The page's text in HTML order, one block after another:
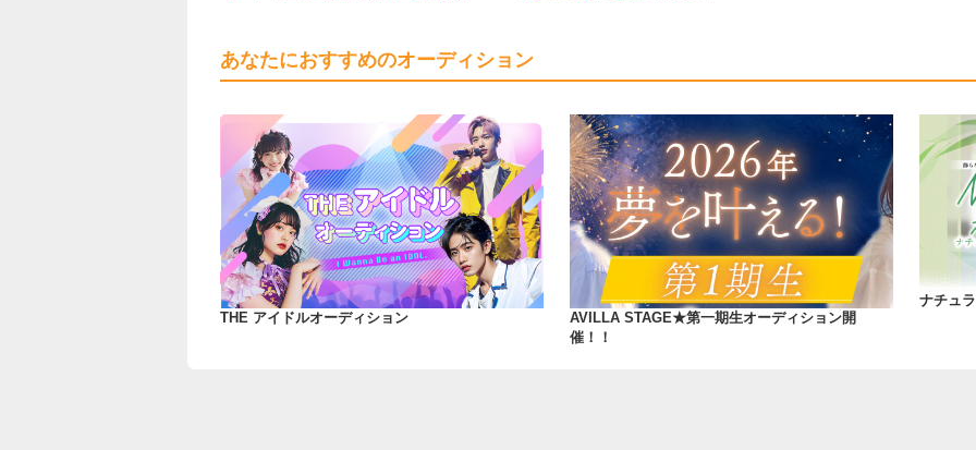
あなたにおすすめのオーディション
THE アイドルオーディション
AVILLA STAGE★第一期生オーディション開
催！！
ナチュ